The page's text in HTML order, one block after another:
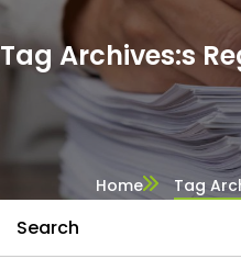
Tag Archives:s
Home Tag
Search